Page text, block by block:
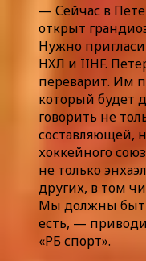
— Сейчас в
открыт
Нужно
НХЛ и IIHF.
переварит. Им
который будет
говорить не
составляющей,
хоккейного
не только
других, в том
Мы должны
есть, —
«РБ спорт».